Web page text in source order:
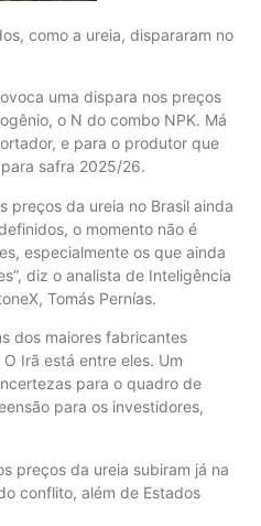
como a ureia, dispararam no
uma dispara nos preços
o N do combo NPK. Má
e para o produtor que
safra 2025/26.
preços da ureia no Brasil ainda
o momento não é
especialmente os que ainda
diz o analista de Inteligência
Tomás Pernías.
dos maiores fabricantes
Irã está entre eles. Um
para o quadro de
para os investidores,
preços da ureia subiram já na
conflito, além de Estados